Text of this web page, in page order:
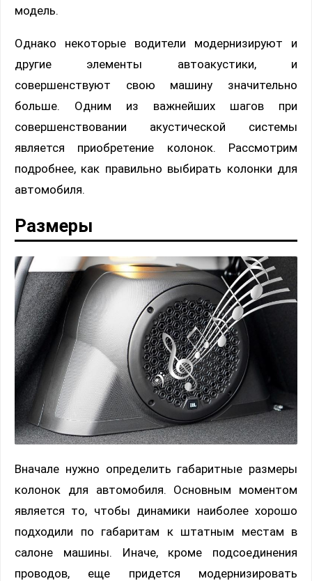
модель.
Однако некоторые водители модернизируют и
другие элементы автоакустики, и
совершенствуют свою машину значительно
больше. Одним из важнейших шагов при
совершенствовании акустической системы
является приобретение колонок. Рассмотрим
подробнее, как правильно выбирать колонки для
автомобиля.
Размеры
Вначале нужно определить габаритные размеры
колонок для автомобиля. Основным моментом
является то, чтобы динамики наиболее хорошо
подходили по габаритам к штатным местам в
салоне машины. Иначе, кроме подсоединения
проводов, еще придется модернизировать